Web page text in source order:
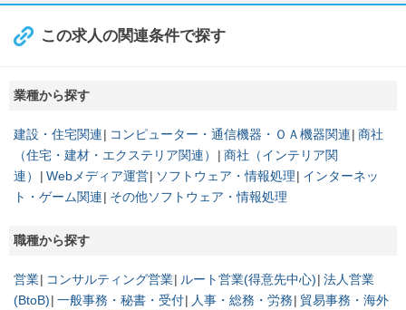
この求人の関連条件で探す
業種から探す
建設・住宅関連 コンピューター・通信機器・ＯＡ機器関連 商社
（住宅・建材・エクステリア関連）
商社（インテリア関
連）
Webメディア運営 ソフトウェア・情報処理
インターネッ
ト・ゲーム関連
その他ソフトウェア・情報処理
職種から探す
営業 コンサルティング営業 ルート営業(得意先中心) 法人営業
(BtoB) 一般事務・秘書・受付 人事・総務・労務
貿易事務・海外